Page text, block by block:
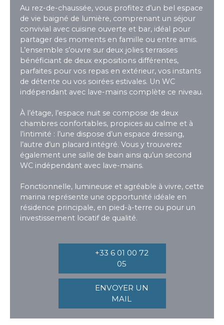
Au rez-de-chaussée, vous profitez d’un bel espace
de vie baigné de lumière, comprenant un séjour
convivial avec cuisine ouverte et bar, idéal pour
partager des moments en famille ou entre amis.
L’ensemble s’ouvre sur deux jolies terrasses
bénéficiant de deux expositions différentes,
parfaites pour vos repas en extérieur, vos instants
de détente ou vos soirées estivales. Un WC
indépendant avec lave-mains complète ce niveau.
À l’étage, l’espace nuit se compose de deux
chambres confortables, propices au calme et à
l’intimité : l’une dispose d’un espace dressing,
l’autre d’un placard intégré. Vous y trouverez
également une salle de bain ainsi qu’un second
WC indépendant avec lave-mains.
Fonctionnelle, lumineuse et agréable à vivre, cette
marina représente une opportunité idéale en
résidence principale, en pied-à-terre ou pour un
investissement locatif de qualité.
+33 6 01 00 72
05
ENVOYER UN
MAIL